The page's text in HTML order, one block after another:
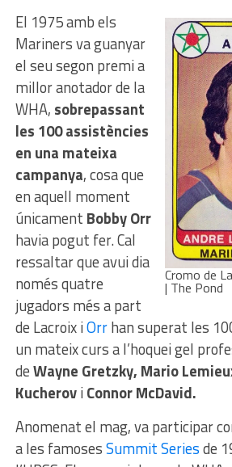
Cromo de
| The Pond
El 1975 amb els
Mariners va guanyar
el seu segon premi a
millor anotador de la
WHA, sobrepassant
les 100 assistències
en una mateixa
campanya, cosa que
en aquell moment
únicament Bobby Orr
havia pogut fer. Cal
ressaltar que avui dia
només quatre
jugadors més a part
de Lacroix iOrrhan superat les
un mateix curs a l’hoquei gel
deWayne Gretzky, Mario
KucheroviConnor McDavid.
Anomenat el mag, va participar
a les famosesSummit Seriesde